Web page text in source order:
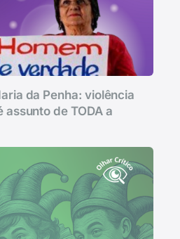
da Penha: violência
de TODA a